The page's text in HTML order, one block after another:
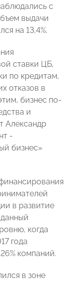
с
выдачи
на 13,4%.
ставки ЦБ,
по кредитам,
отказов в
бизнес по-
и
Александр
-
бизнес»
в развитие
когда
года
компаний.
в зоне